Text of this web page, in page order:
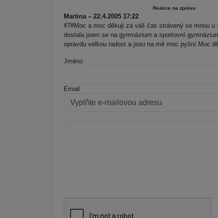
Reakce na zprávu
Martina – 22.4.2005 17:22
#7#Moc a moc děkuji za váš čas strávený se mnou
dostala jsem se na gymnázium a sportovní
opravdu velkou radost a jsou na mě moc pyšní.Moc
Jméno
Email